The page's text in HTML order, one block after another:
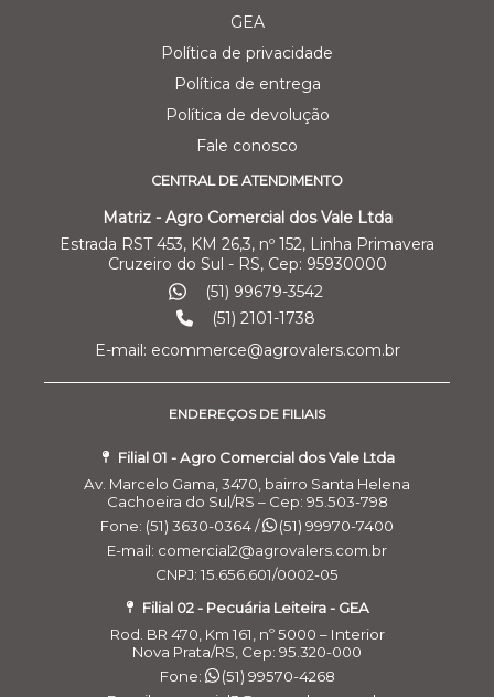
GEA
Política de privacidade
Política de entrega
Política de devolução
Fale conosco
CENTRAL DE ATENDIMENTO
Matriz - Agro Comercial dos Vale Ltda
Estrada RST 453, KM 26,3, nº 152, Linha Primavera
Cruzeiro do Sul - RS, Cep: 95930000
(51) 99679-3542
(51) 2101-1738
E-mail: ecommerce@agrovalers.com.br
ENDEREÇOS DE FILIAIS
Filial 01 - Agro Comercial dos Vale Ltda
Av. Marcelo Gama, 3470, bairro Santa Helena
Cachoeira do Sul/RS – Cep: 95.503-798
Fone: (51) 3630-0364 /
(51) 99970-7400
E-mail: comercial2@agrovalers.com.br
CNPJ: 15.656.601/0002-05
Filial 02 - Pecuária Leiteira - GEA
Rod. BR 470, Km 161, nº 5000 – Interior
Nova Prata/RS, Cep: 95.320-000
Fone:
(51) 99570-4268